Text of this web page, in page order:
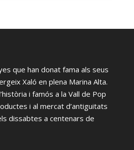
que han donat fama als seus
Xaló en plena Marina Alta.
i famós a la Vall de Pop
i al mercat d’antiguitats
dissabtes a centenars de